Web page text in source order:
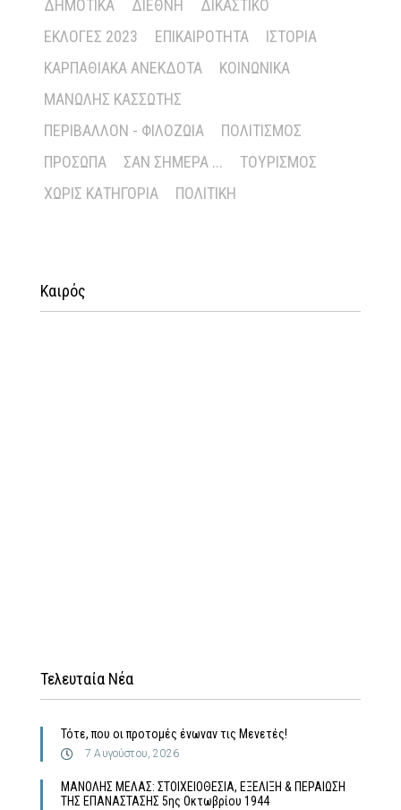
ΔΗΜΟΤΙΚΆ ΔΙΕΘΝΉ
ΔΙΚΑΣΤΙΚΌ
ΕΚΛΟΓΈΣ 2023
ΕΠΙΚΑΙΡΌΤΗΤΑ
ΙΣΤΟΡΊΑ
ΚΑΡΠΑΘΙΑΚΆ ΑΝΈΚΔΟΤΑ
ΚΟΙΝΩΝΙΚΆ
ΜΑΝΏΛΗΣ ΚΑΣΣΏΤΗΣ
ΠΕΡΙΒΆΛΛΟΝ - ΦΙΛΟΖΩΊΑ
ΠΟΛΙΤΙΣΜΌΣ
ΠΡΌΣΩΠΑ
ΣΑΝ ΣΉΜΕΡΑ ...
ΤΟΥΡΙΣΜΌΣ
ΧΩΡΊΣ ΚΑΤΗΓΟΡΊΑ
ΠΟΛΙΤΙΚΉ
Καιρός
Τελευταία Νέα
Τότε, που οι προτομές ένωναν τις Μενετές!
7 Αυγούστου, 2026
MΑΝΟΛΗΣ ΜΕΛΑΣ: ΣΤΟΙΧΕΙΟΘΕΣΙΑ, ΕΞΕΛΙΞΗ & ΠΕΡΑΙΩΣΗ
ΤΗΣ ΕΠΑΝΑΣΤΑΣΗΣ 5ης Οκτωβρίου 1944